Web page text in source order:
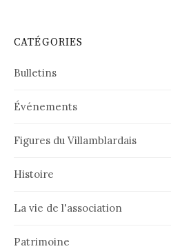
CATÉGORIES
Bulletins
Événements
Figures du Villamblardais
Histoire
La vie de l'association
Patrimoine